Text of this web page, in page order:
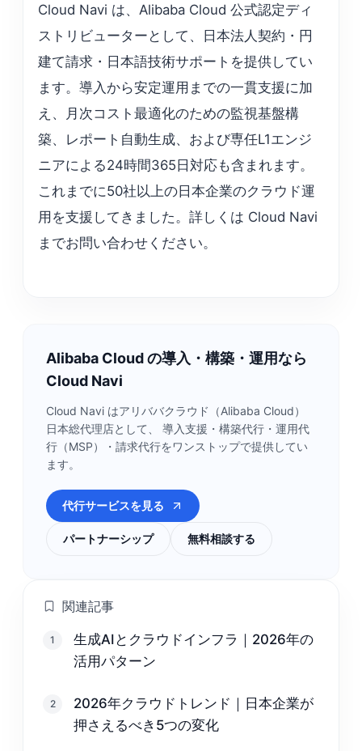
Cloud Navi は、Alibaba Cloud 公式認定ディ
ストリビューターとして、日本法人契約・円
建て請求・日本語技術サポートを提供してい
ます。導入から安定運用までの一貫支援に加
え、月次コスト最適化のための監視基盤構
築、レポート自動生成、および専任L1エンジ
ニアによる24時間365日対応も含まれます。
これまでに50社以上の日本企業のクラウド運
用を支援してきました。詳しくは Cloud Navi
までお問い合わせください。
Alibaba Cloud の導入・構築・運用なら
Cloud Navi
Cloud Navi はアリババクラウド（Alibaba Cloud）
日本総代理店として、 導入支援・構築代行・運用代
行（MSP）・請求代行をワンストップで提供してい
ます。
代行サービスを見る
パートナーシップ 無料相談する
関連記事
1
生成AIとクラウドインフラ｜2026年の
活用パターン
2
2026年クラウドトレンド｜日本企業が
押さえるべき5つの変化